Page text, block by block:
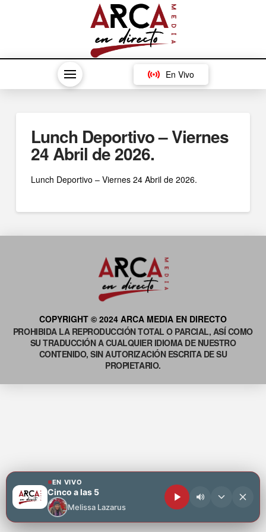
En Vivo
Lunch Deportivo – Viernes
24 Abril de 2026.
Lunch Deportivo – Viernes 24 Abril de 2026.
COPYRIGHT © 2024 ARCA MEDIA EN DIRECTO
PROHIBIDA LA REPRODUCCIÓN TOTAL O PARCIAL, ASÍ COMO
SU TRADUCCIÓN A CUALQUIER IDIOMA DE NUESTRO
CONTENIDO, SIN AUTORIZACIÓN ESCRITA DE SU
PROPIETARIO.
EN VIVO
Cinco a las 5
Melissa Lazarus